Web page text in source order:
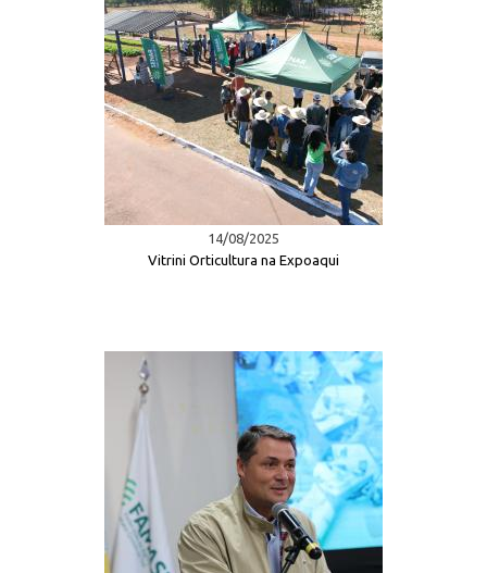
14/08/2025
Vitrini Orticultura na Expoaqui